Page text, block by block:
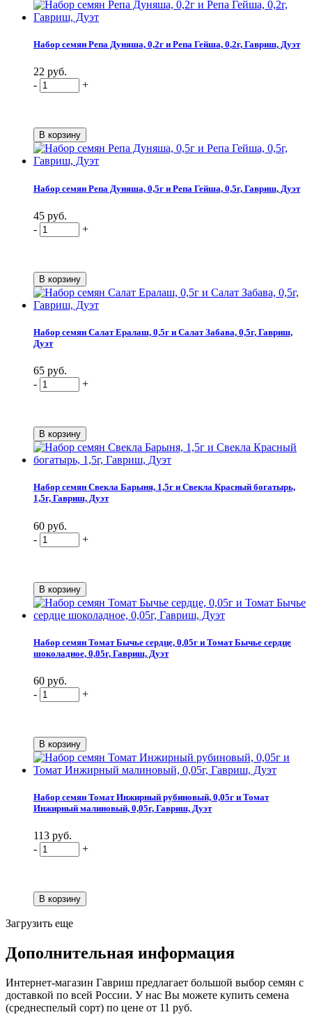
Набор семян Репа Дуняша, 0,2г и Репа Гейша, 0,2г, Гавриш, Дуэт
22 руб.
-
+
Набор семян Репа Дуняша, 0,5г и Репа Гейша, 0,5г, Гавриш, Дуэт
45 руб.
-
+
Набор семян Салат Ералаш, 0,5г и Салат Забава, 0,5г, Гавриш,
Дуэт
65 руб.
-
+
Набор семян Свекла Барыня, 1,5г и Свекла Красный богатырь,
1,5г, Гавриш, Дуэт
60 руб.
-
+
Набор семян Томат Бычье сердце, 0,05г и Томат Бычье сердце
шоколадное, 0,05г, Гавриш, Дуэт
60 руб.
-
+
Набор семян Томат Инжирный рубиновый, 0,05г и Томат
Инжирный малиновый, 0,05г, Гавриш, Дуэт
113 руб.
-
+
Загрузить еще
Дополнительная информация
Интернет-магазин Гавриш предлагает большой выбор семян с
доставкой по всей России. У нас Вы можете купить семена
(среднеспелый сорт) по цене от 11 руб.